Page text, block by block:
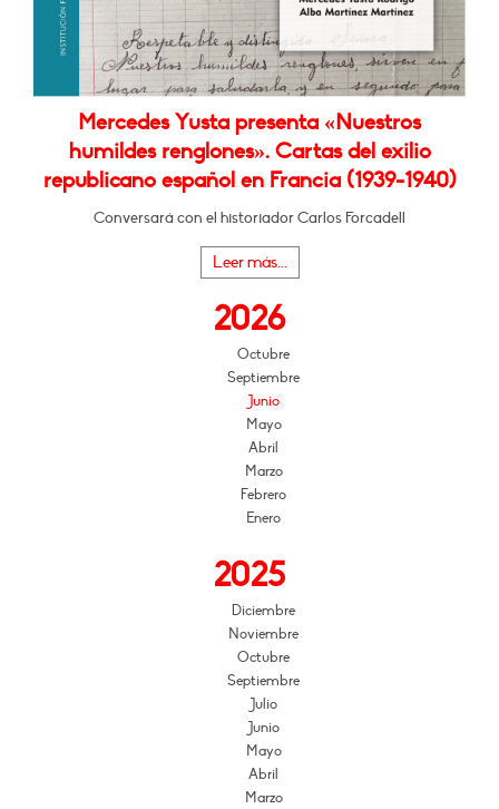
Mercedes Yusta presenta «Nuestros
humildes renglones». Cartas del exilio
republicano español en Francia (1939-1940)
Conversará con el historiador Carlos Forcadell
Leer más...
2026
Octubre
Septiembre
Junio
Mayo
Abril
Marzo
Febrero
Enero
2025
Diciembre
Noviembre
Octubre
Septiembre
Julio
Junio
Mayo
Abril
Marzo